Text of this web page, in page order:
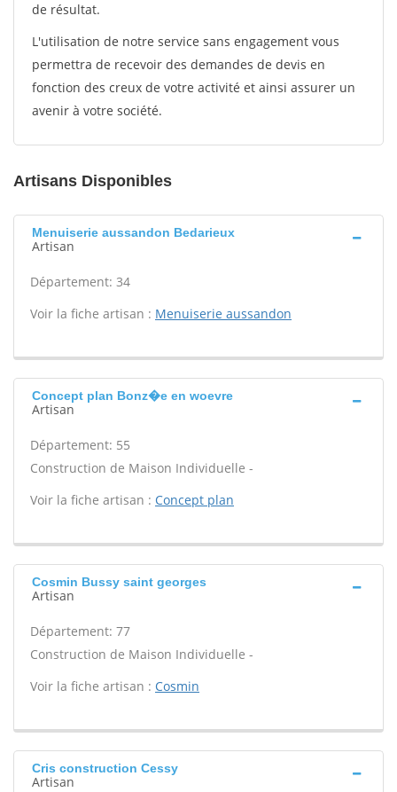
de résultat.
L'utilisation de notre service sans engagement vous
permettra de recevoir des demandes de devis en
fonction des creux de votre activité et ainsi assurer un
avenir à votre société.
Artisans Disponibles
Menuiserie aussandon Bedarieux
Artisan
Département: 34
Voir la fiche artisan : Menuiserie aussandon
Concept plan Bonz�e en woevre
Artisan
Département: 55
Construction de Maison Individuelle -
Voir la fiche artisan : Concept plan
Cosmin Bussy saint georges
Artisan
Département: 77
Construction de Maison Individuelle -
Voir la fiche artisan : Cosmin
Cris construction Cessy
Artisan